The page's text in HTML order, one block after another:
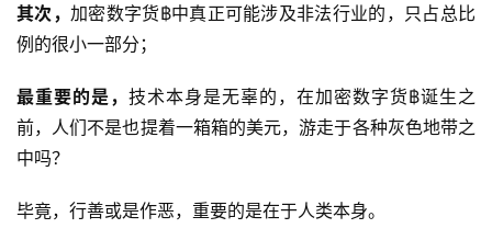
其次， 加密数字货฿中真正可能涉及非法行业的，只占总比
例的很小一部分；
最重要的是， 技术本身是无辜的，在加密数字货฿诞生之
前，人们不是也提着一箱箱的美元，游走于各种灰色地带之
中吗？
毕竟，行善或是作恶，重要的是在于人类本身。